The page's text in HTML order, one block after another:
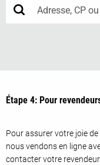
Étape 4: Pour
Pour assurer votre joie
nous vendons en ligne
contacter votre